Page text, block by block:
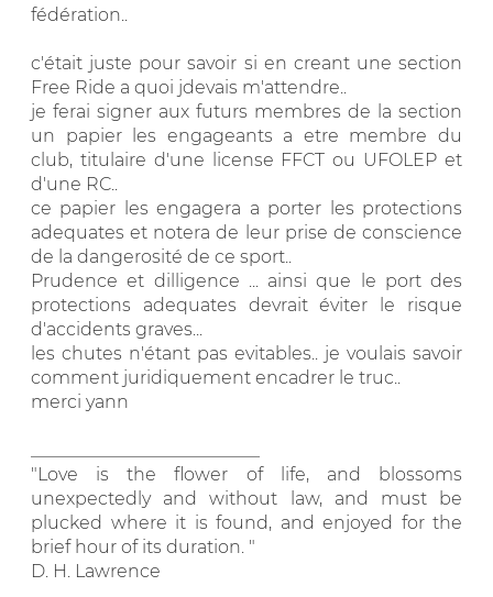
fédération..
c'était juste pour savoir si en creant une section
Free Ride a quoi jdevais m'attendre..
je ferai signer aux futurs membres de la section
un papier les engageants a etre membre du
club, titulaire d'une license FFCT ou UFOLEP et
d'une RC..
ce papier les engagera a porter les protections
adequates et notera de leur prise de conscience
de la dangerosité de ce sport..
Prudence et dilligence ... ainsi que le port des
protections adequates devrait éviter le risque
d'accidents graves...
les chutes n'étant pas evitables.. je voulais savoir
comment juridiquement encadrer le truc..
merci yann
"Love is the flower of life, and blossoms
unexpectedly and without law, and must be
plucked where it is found, and enjoyed for the
brief hour of its duration. "
D. H. Lawrence